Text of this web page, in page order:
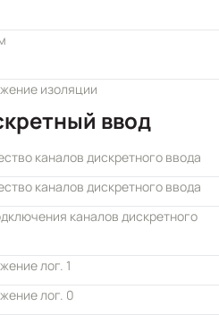
изоляции
ввод
каналов дискретного ввода
каналов дискретного ввода
каналов дискретного
лог. 1
лог. 0